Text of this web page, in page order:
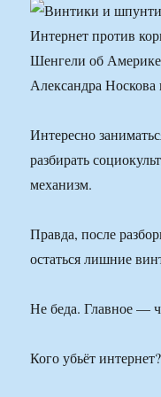
Интересно
разбирать
механизм.
Правда, после
остаться лишние
Не беда. Главное —
Кого убьёт интернет?